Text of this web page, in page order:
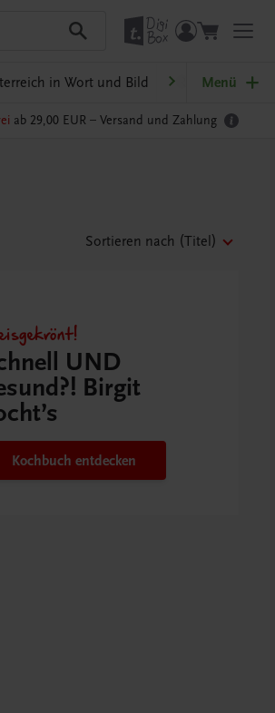
in Wort und Bild Ratgeber
Menü
ab 29,00 EUR – Versand und Zahlung
Sortieren nach (Titel)
UND
Birgit
Kochbuch entdecken